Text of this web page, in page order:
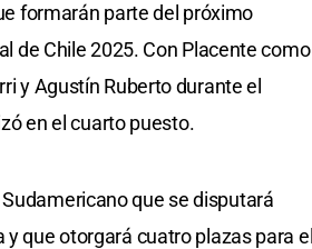
formarán parte del próximo
de Chile 2025. Con Placente como
y Agustín Ruberto durante el
en el cuarto puesto.
que se disputará
que otorgará cuatro plazas para el